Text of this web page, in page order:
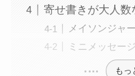
寄せ書きが大人数
メイソンジャー
ミニメッセー
もっ